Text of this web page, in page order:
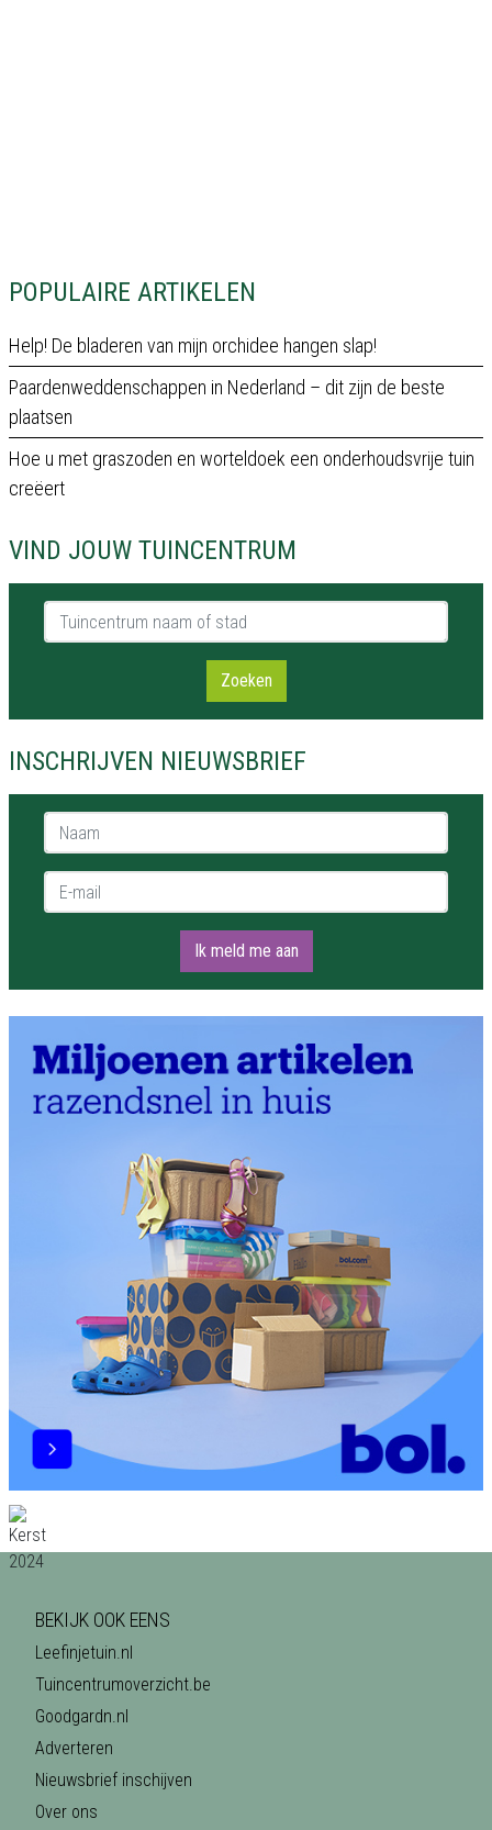
POPULAIRE ARTIKELEN
Help! De bladeren van mijn orchidee hangen slap!
Paardenweddenschappen in Nederland – dit zijn de beste
plaatsen
Hoe u met graszoden en worteldoek een onderhoudsvrije tuin
creëert
VIND JOUW TUINCENTRUM
Tuincentrum naam of stad
Zoeken
INSCHRIJVEN NIEUWSBRIEF
Naam *
E-mail *
Ik meld me aan
BEKIJK OOK EENS
Leefinjetuin.nl
Tuincentrumoverzicht.be
Goodgardn.nl
Adverteren
Nieuwsbrief inschijven
Over ons